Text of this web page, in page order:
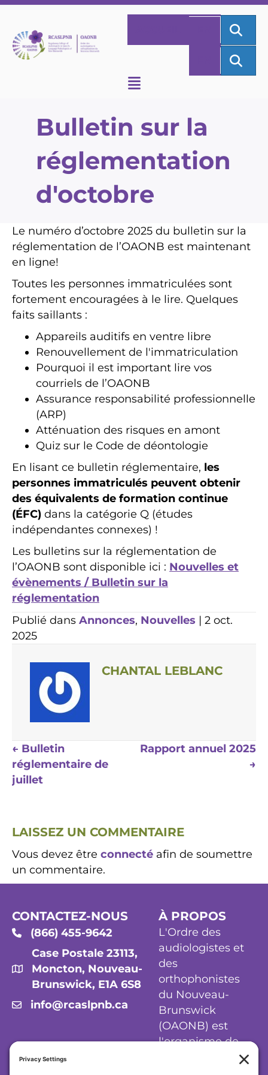
Bulletin sur la
réglementation
d'octobre
Le numéro d’octobre 2025 du bulletin sur la
réglementation de l’OAONB est maintenant
en ligne!
Toutes les personnes immatriculées sont
fortement encouragées à le lire. Quelques
faits saillants :
Appareils auditifs en ventre libre
Renouvellement de l'immatriculation
Pourquoi il est important lire vos
courriels de l’OAONB
Assurance responsabilité professionnelle
(ARP)
Atténuation des risques en amont
Quiz sur le Code de déontologie
En lisant ce bulletin réglementaire, les
personnes immatriculés peuvent obtenir
des équivalents de formation continue
(ÉFC) dans la catégorie Q (études
indépendantes connexes) !
Les bulletins sur la réglementation de
l’OAONB sont disponible ici : Nouvelles et
évènements / Bulletin sur la
réglementation
Publié dans Annonces, Nouvelles | 2 oct.
2025
CHANTAL LEBLANC
Navigation
des
← Bulletin
réglementaire de
juillet
Rapport annuel 2025
→
LAISSEZ UN COMMENTAIRE
Vous devez être connecté afin de soumettre
un commentaire.
CONTACTEZ-NOUS
(866) 455-9642
Case Postale 23113,
Moncton, Nouveau-
Brunswick, E1A 6S8
info@rcaslpnb.ca
À PROPOS
L'Ordre des
audiologistes et
des
orthophonistes
du Nouveau-
Brunswick
(OAONB) est
l'organisme de
réglementation